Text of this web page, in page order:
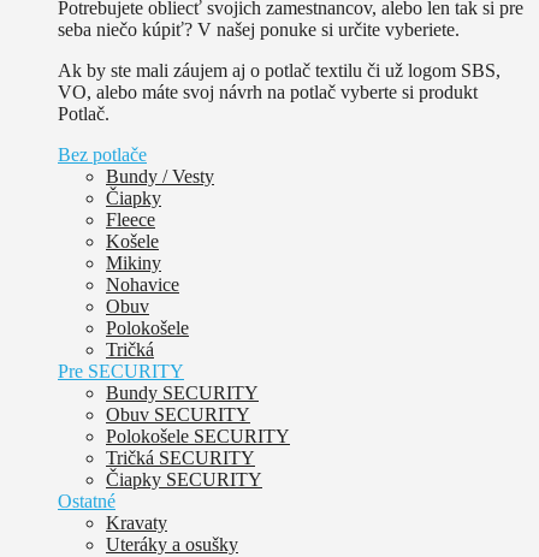
Potrebujete obliecť svojich zamestnancov, alebo len tak si pre
seba niečo kúpiť? V našej ponuke si určite vyberiete.
Ak by ste mali záujem aj o potlač textilu či už logom SBS,
VO, alebo máte svoj návrh na potlač vyberte si produkt
Potlač.
Bez potlače
Bundy / Vesty
Čiapky
Fleece
Košele
Mikiny
Nohavice
Obuv
Polokošele
Tričká
Pre SECURITY
Bundy SECURITY
Obuv SECURITY
Polokošele SECURITY
Tričká SECURITY
Čiapky SECURITY
Ostatné
Kravaty
Uteráky a osušky